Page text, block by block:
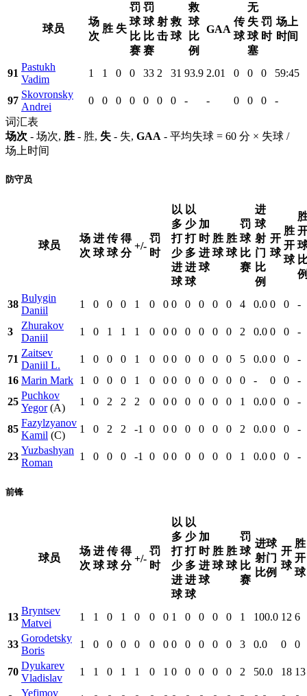
球员
场
次
胜 失
罚
球
比
赛
罚
球
比
赛
射
击
救
球
救
球
比
例
GAA
传
球
无
失
球
塞
罚
时
场上
时间
91
Pastukh
Vadim
1 1 0 0 33 2 31 93.9 2.01 0 0 0 59:45
97
Skovronsky
Andrei
0 0 0 0 0 0 0 - - 0 0 0
-
词汇表
场次 - 场次, 胜 - 胜, 失 - 失, GAA - 平均失球 = 60 分 × 失球 /
场上时间
防守员
球员
场
次
进
球
传
球
得
分
+/-
罚
时
以
多
打
少
进
球
以
少
打
多
进
球
加
时
进
球
胜
球
胜
球
罚
球
比
赛
进
球
射
门
比
例
开
球
胜
开
球
38
Bulygin
Daniil
1 0 0 0 1 0 0 0 0 0 0 0 4 0.0 0 0 -
3
Zhurakov
Daniil
1 0 1 1 1 0 0 0 0 0 0 0 2 0.0 0 0 -
71
Zaitsev
Daniil L.
1 0 0 0 1 0 0 0 0 0 0 0 5 0.0 0 0
-
16 Marin Mark 1 0 0 0 1 0 0 0 0 0 0 0 0 - 0 0
-
25
Puchkov
Yegor(A)
1 0 2 2 2 0 0 0 0 0 0 0 1 0.0 0 0 -
85
Fazylzyanov
Kamil (C)
1 0 2 2 -1 0 0 0 0 0 0 0 2 0.0 0 0 -
23
Yuzbashyan
Roman
1 0 0 0 -1 0 0 0 0 0 0 0 1 0.0 0 0 -
前锋
球员
场
次
进
球
传
球
得
分
+/-
罚
时
以
多
打
少
进
球
以
少
打
多
进
球
加
时
进
球
胜
球
胜
球
罚
球
比
赛
进球
射门
比例
开
球
胜
开
球
13
Bryntsev
Matvei
1 1 0 1 0 0 0 1 0 0 0 0 1 100.0 12 6
33
Gorodetsky
Boris
1 0 0 0 0 0 0 0 0 0 0 0 3 0.0 0 0
70
Dyukarev
Vladislav
1 1 0 1 1 0 1 0 0 0 0 0 2 50.0 18 13
Yefimov